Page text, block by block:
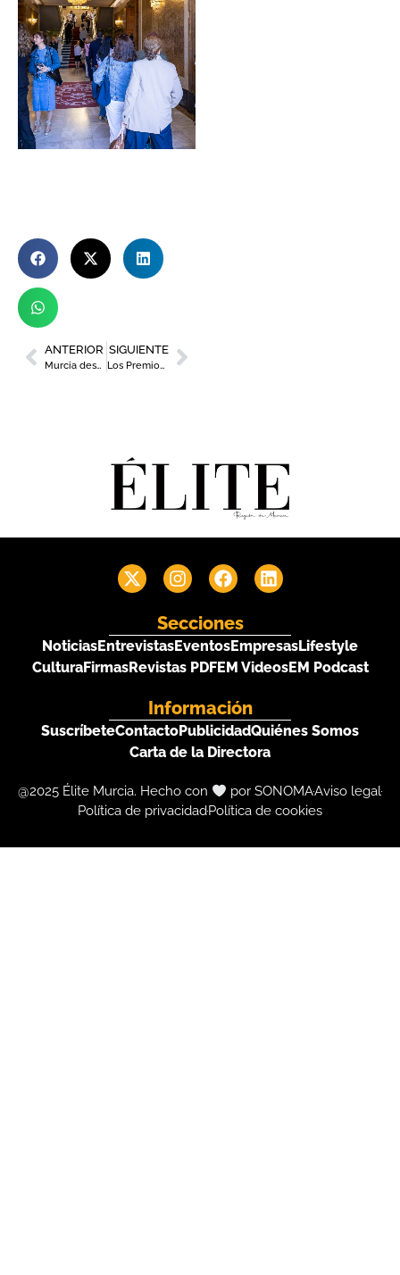
Sin leyenda
ANTERIOR
Murcia despide a José Ballesta en un funeral multitudinario marcado por la emoción y el cariño de toda una ciudad
SIGUIENTE
Los Premios Originales Región de Murcia desvelan los ocho galardonados de su primera edición
Secciones
NoticiasEntrevistasEventosEmpresasLifestyle
CulturaFirmasRevistas PDFEM VideosEM Podcast
Información
SuscríbeteContactoPublicidadQuiénes Somos
Carta de la Directora
@2025 Élite Murcia. Hecho con por SONOMAAviso legal
Política de privacidadPolítica de cookies